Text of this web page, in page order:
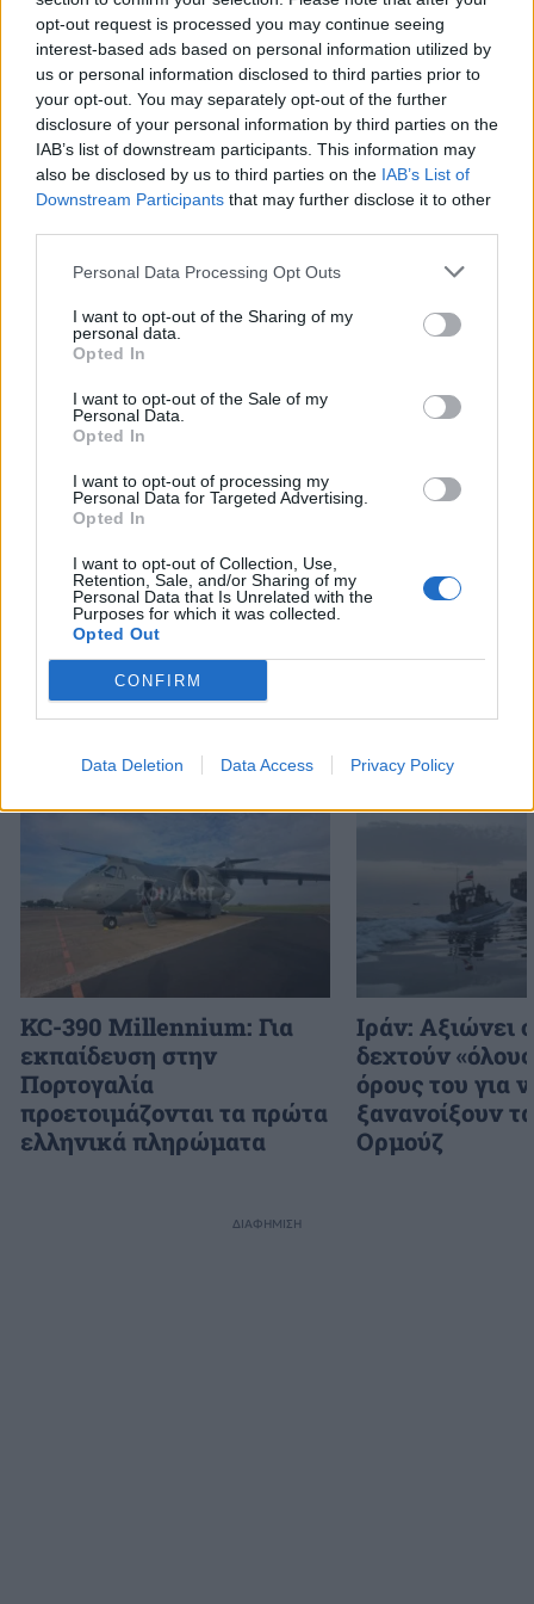
opt-out request is processed you may continue seeing
interest-based ads based on personal information utilized by
us or personal information disclosed to third parties prior to
your opt-out. You may separately opt-out of the further
disclosure of your personal information by third parties on the
IAB’s list of downstream participants. This information may
also be disclosed by us to third parties on the IAB’s List of
Downstream Participants that may further disclose it to other
Personal Data Processing Opt Outs
I want to opt-out of the Sharing of my
personal data.
Opted In
I want to opt-out of the Sale of my
Personal Data.
Opted In
I want to opt-out of processing my
Personal Data for Targeted Advertising.
Opted In
I want to opt-out of Collection, Use,
Retention, Sale, and/or Sharing of my
Personal Data that Is Unrelated with the
Purposes for which it was collected.
Opted Out
CONFIRM
Data Deletion Data Access Privacy Policy
Διάβασε επίσης
KC-390 Millennium: Για
εκπαίδευση στην
Πορτογαλία
προετοιμάζονται τα πρώτα
ελληνικά πληρώματα
Ιράν: Αξιώνει
δεχτούν
όρους του για
ξανανοίξουν
Ορμούζ
την κήρυξη της χώρας σε κατάσταση έκτακτης
ανάγκης και τονίζει ότι αυτή αποτελεί ένα περαιτέρω
βήμα προς την εγκαθίδρυση «δικτατορίας».
ΔΙΑΦΗΜΙΣΗ
Ακολουθήστε το onalert.gr στο
Google
Newsκαι μάθετε πρώτοι όλες τις ειδήσεις
για την άμυνα.
ΒΕΝΕΖΟΥΕΛΑ
ΔΙΑΦΗΜΙΣΗ